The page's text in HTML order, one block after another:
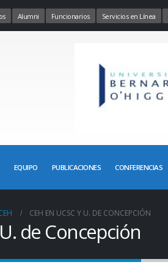
Alumni Funcionarios Servicios en Línea
EQUIPO PUBLICACIONES CONFERENCIAS
CEH EN UCSC Y U. DE CONCEPCIÓN
de Concepción